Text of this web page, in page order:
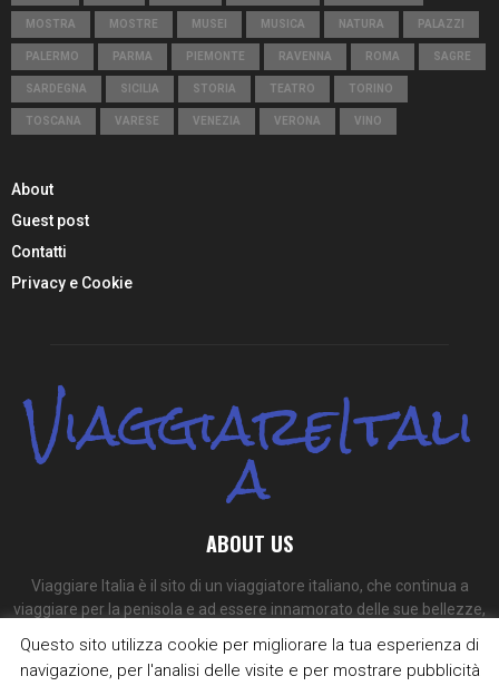
MOSTRA MOSTRE MUSEI MUSICA NATURA PALAZZI
PALERMO PARMA PIEMONTE RAVENNA ROMA SAGRE
SARDEGNA SICILIA STORIA TEATRO TORINO
TOSCANA VARESE VENEZIA VERONA VINO
About
Guest post
Contatti
Privacy e Cookie
ViaggiareItali
a
ABOUT US
Viaggiare Italia è il sito di un viaggiatore italiano, che continua a
viaggiare per la penisola e ad essere innamorato delle sue bellezze,
Contact us:redazione@viaggiare-italia.com
Questo sito utilizza cookie per migliorare la tua esperienza di
navigazione, per l'analisi delle visite e per mostrare pubblicità